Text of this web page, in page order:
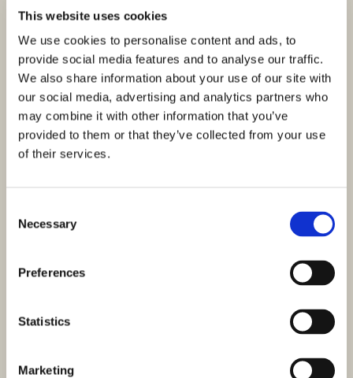
This website uses cookies
We use cookies to personalise content and ads, to
provide social media features and to analyse our traffic.
We also share information about your use of our site with
our social media, advertising and analytics partners who
may combine it with other information that you’ve
provided to them or that they’ve collected from your use
of their services.
Selection
Necessary
Preferences
Statistics
Marketing
600.000,00 € ID: 4482
Renoviertes Steinhaus im Herzen von Šibenik mit
Meerblick und Garten
Größe (m²) : 92 M²
Blick aufs Meer